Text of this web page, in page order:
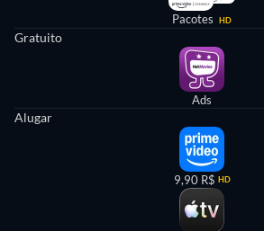
Pacotes HD
Gratuito
Ads
Alugar
9,90 R$ HD